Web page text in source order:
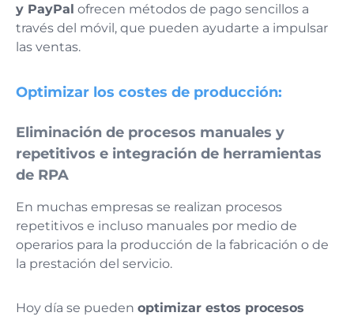
y PayPal ofrecen métodos de pago sencillos a
través del móvil, que pueden ayudarte a impulsar
las ventas.
Optimizar los costes de producción:
Eliminación de procesos manuales y
repetitivos e integración de herramientas
de RPA
En muchas empresas se realizan procesos
repetitivos e incluso manuales por medio de
operarios para la producción de la fabricación o de
la prestación del servicio.
Hoy día se pueden optimizar estos procesos